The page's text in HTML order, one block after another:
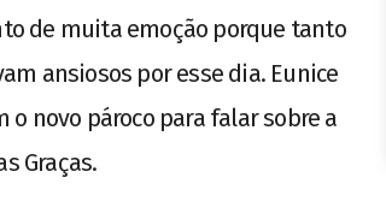
de muita emoção porque tanto
ansiosos por esse dia. Eunice
novo pároco para falar sobre a
Graças.